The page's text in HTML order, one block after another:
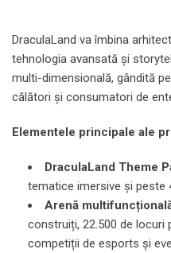
DraculaLand va îmbina
tehnologia avansată și
multi-dimensională, gândită
călători și consumatori de
Elementele principale ale
DraculaLand Theme
tematice imersive și peste
Arenă multifuncțional
construiți, 22.500 de locuri
competiții de esports și